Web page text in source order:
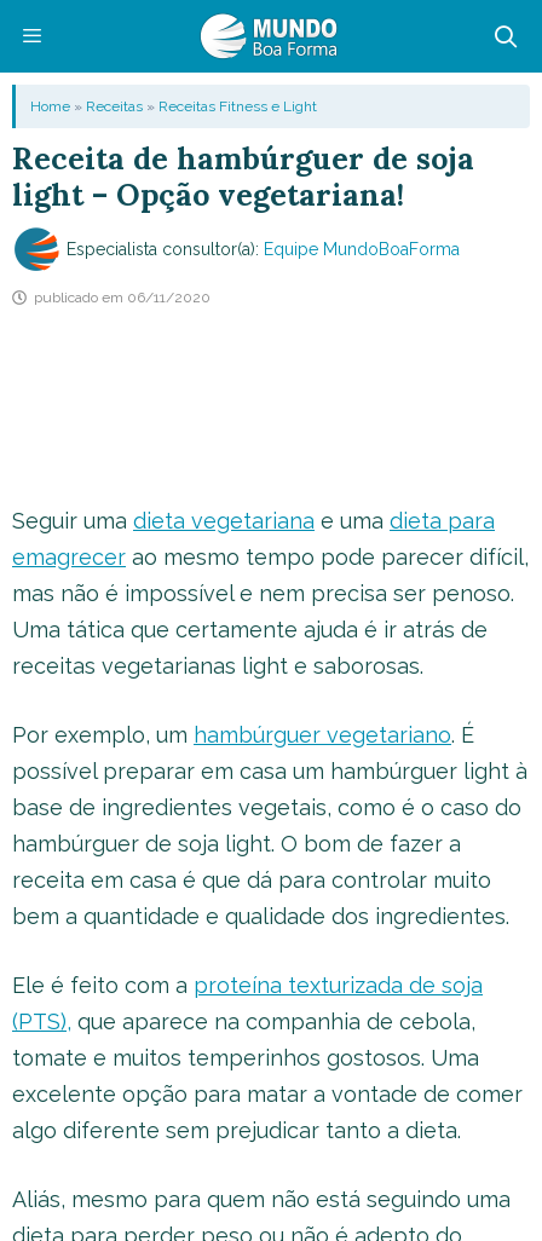
conteúdo
Menu
Home » Receitas » Receitas Fitness e Light
Receita de hambúrguer de soja
light – Opção vegetariana!
Especialista consultor(a): Equipe MundoBoaForma
publicado em 06/11/2020
Seguir uma dieta vegetariana e uma dieta para
emagrecer ao mesmo tempo pode parecer difícil,
mas não é impossível e nem precisa ser penoso.
Uma tática que certamente ajuda é ir atrás de
receitas vegetarianas light e saborosas.
Por exemplo, um hambúrguer vegetariano. É
possível preparar em casa um hambúrguer light à
base de ingredientes vegetais, como é o caso do
hambúrguer de soja light. O bom de fazer a
receita em casa é que dá para controlar muito
bem a quantidade e qualidade dos ingredientes.
Ele é feito com a proteína texturizada de soja
(PTS), que aparece na companhia de cebola,
tomate e muitos temperinhos gostosos. Uma
excelente opção para matar a vontade de comer
algo diferente sem prejudicar tanto a dieta.
Aliás, mesmo para quem não está seguindo uma
dieta para perder peso ou não é adepto do